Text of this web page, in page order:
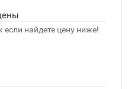
найдете цену ниже!